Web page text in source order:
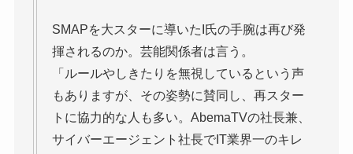
SMAPを大スターに導いたI氏の手腕は再び発
揮されるのか。芸能関係者は言う。
「ルールやしきたりを無視しているという声
もありますが、その姿勢に賛同し、再スター
トに協力的な人も多い。AbemaTVの社長兼、
サイバーエージェント社長でIT業界一のキレ